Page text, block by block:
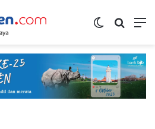
Switch skin